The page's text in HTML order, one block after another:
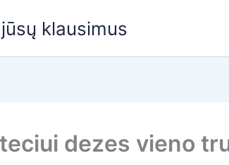
klausimus
dezes vieno